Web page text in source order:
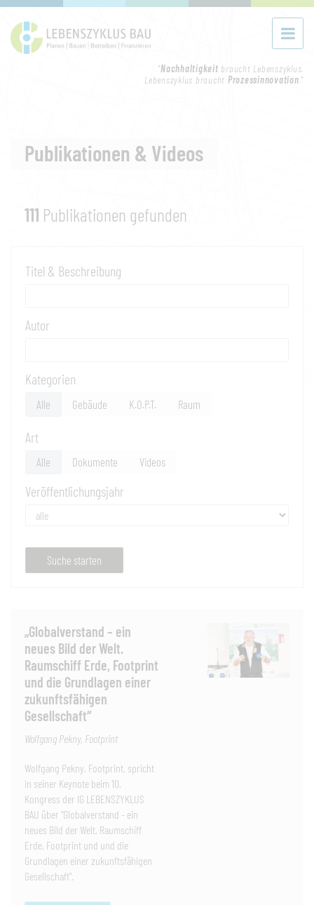
"Nachhaltigkeit braucht Lebenszyklus.
Lebenszyklus braucht Prozessinnovation."
Publikationen & Videos
111 Publikationen gefunden
Titel & Beschreibung
Autor
Kategorien
Alle Gebäude K.O.P.T. Raum
Art
Alle Dokumente Videos
Veröffentlichungsjahr
Suche starten
„Globalverstand – ein
neues Bild der Welt.
Raumschiff Erde, Footprint
und die Grundlagen einer
zukunftsfähigen
Gesellschaft“
Wolfgang Pekny, Footprint
Wolfgang Pekny, Footprint, spricht
in seiner Keynote beim 10.
Kongress der IG LEBENSZYKLUS
BAU über "Globalverstand - ein
neues Bild der Welt. Raumschiff
Erde, Footprint und und die
Grundlagen einer zukunftsfähigen
Gesellschaft".